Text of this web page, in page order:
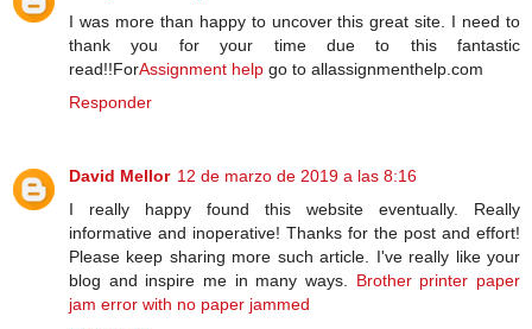
I was more than happy to uncover this great site. I need to
thank you for your time due to this fantastic
read!!ForAssignment help go to allassignmenthelp.com
Responder
David Mellor 12 de marzo de 2019 a las 8:16
I really happy found this website eventually. Really
informative and inoperative! Thanks for the post and effort!
Please keep sharing more such article. I've really like your
blog and inspire me in many ways. Brother printer paper
jam error with no paper jammed